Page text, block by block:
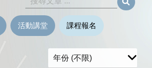
活動講堂 課程報名